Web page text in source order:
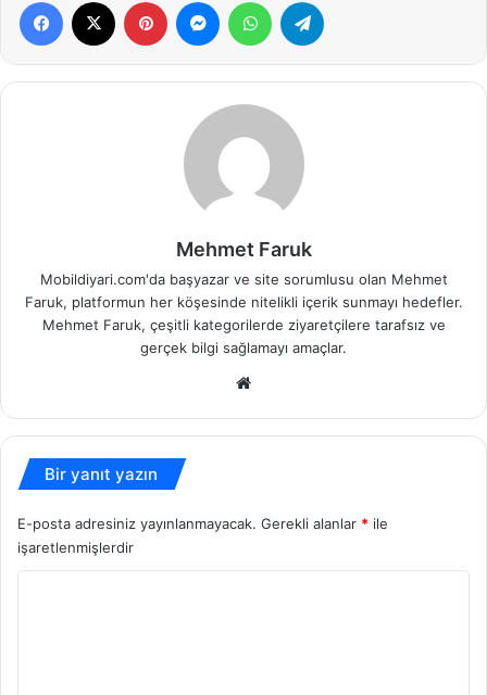
Mehmet Faruk
Mobildiyari.com'da başyazar ve site sorumlusu olan Mehmet
Faruk, platformun her köşesinde nitelikli içerik sunmayı hedefler.
Mehmet Faruk, çeşitli kategorilerde ziyaretçilere tarafsız ve
gerçek bilgi sağlamayı amaçlar.
Bir yanıt yazın
E-posta adresiniz yayınlanmayacak. Gerekli alanlar * ile
işaretlenmişlerdir